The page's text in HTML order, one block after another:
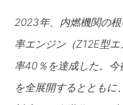
2023年、内燃機関の
率エンジン（Z12E型
率40％を達成した。
を全展開するとともに